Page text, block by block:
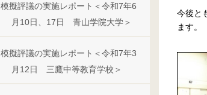
模擬評議の実施レポート＜令和7年6
月10日、17日 青山学院大学＞
模擬評議の実施レポート＜令和7年3
月12日 三鷹中等教育学校＞
今後と
ます。